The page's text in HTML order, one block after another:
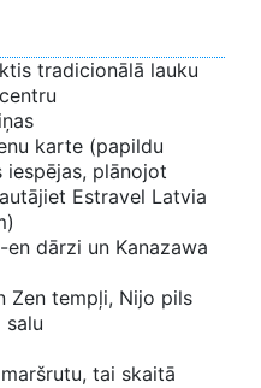
tradicionālā lauku
karte (papildu
iespējas, plānojot
Estravel Latvia
dārzi un Kanazawa
Zen tempļi, Nijo pils
salu
tai skaitā